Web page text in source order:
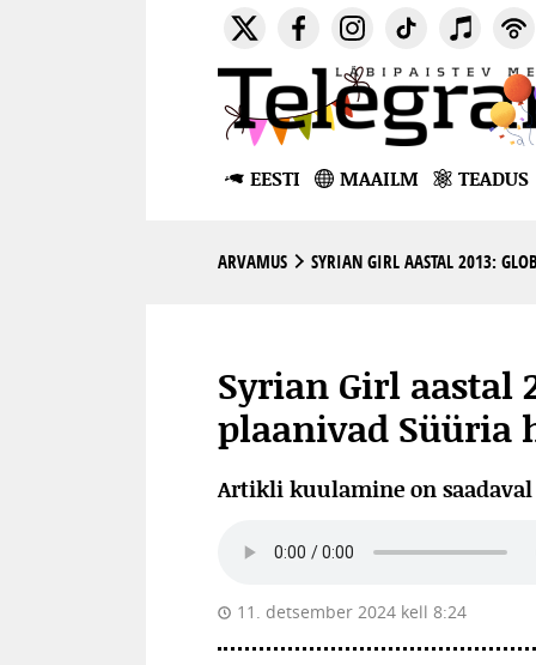
EESTI MAAILM TEADUS
ARVAMUS SYRIAN GIRL AASTAL 2013:
Syrian Girl aastal
plaanivad Süüria
Artikli kuulamine on saadaval
11. detsember 2024 kell 8:24